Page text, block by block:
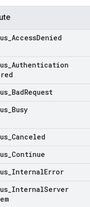
AccessDenied
Authentication
BadRequest
Busy
Canceled
Continue
InternalError
InternalServer